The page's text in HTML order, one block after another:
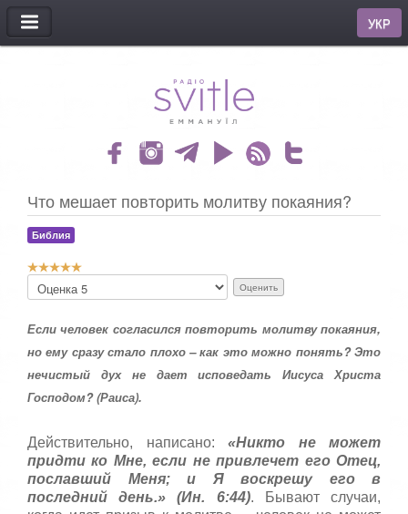
МЕНЮ
УКР
Что мешает повторить молитву покаяния?
Библия
Р
й
и
н
г
:
/
5
о
а
л
й
с
,
о
ц
е
Если человек согласился повторить молитву покаяния,
но ему сразу стало плохо – как это можно понять? Это
нечистый дух не дает исповедать Иисуса Христа
Господом? (Раиса).
Действительно, написано: «Никто не может
придти ко Мне, если не привлечет его Отец,
пославший Меня; и Я воскрешу его в
последний день.» (Ин. 6:44). Бывают случаи,